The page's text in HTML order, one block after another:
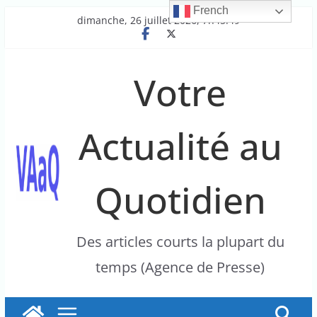
dimanche, 26 juillet 2026, 7h45:49
Votre
Actualité au
Quotidien
Des articles courts la plupart du
temps (Agence de Presse)
French